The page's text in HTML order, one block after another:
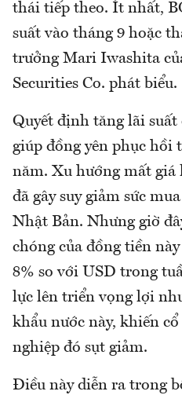
thái tiếp theo. Ít nhất,
suất vào tháng 9 hoặc
trưởng Mari Iwashita
Securities Co. phát biểu.
Quyết định tăng lãi suất
giúp đồng yên phục hồi
năm. Xu hướng mất giá
đã gây suy giảm sức
Nhật Bản. Nhưng giờ
chóng của đồng tiền
8% so với USD trong
lực lên triển vọng lợi
khẩu nước này, khiến
nghiệp đó sụt giảm.
Điều này diễn ra trong